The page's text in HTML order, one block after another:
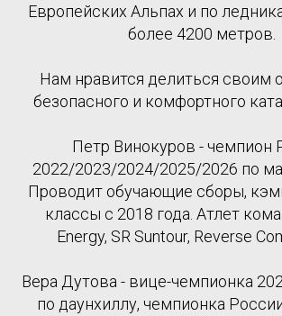
Европейских Альпах и по
более 4200 метров.
Нам нравится делиться своим
безопасного и комфортного
Петр Винокуров - чемпион
2022/2023/2024/2025/2026 по
Проводит обучающие сборы,
классы с 2018 года. Атлет
Energy, SR Suntour, Reverse
Вера Дутова - вице-чемпионка
по даунхиллу, чемпионка